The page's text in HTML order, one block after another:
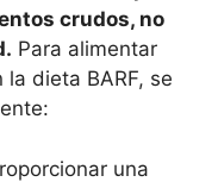
crudos, no
Para alimentar
dieta BARF, se
una